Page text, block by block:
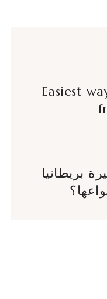
Easiest
بريطانيا